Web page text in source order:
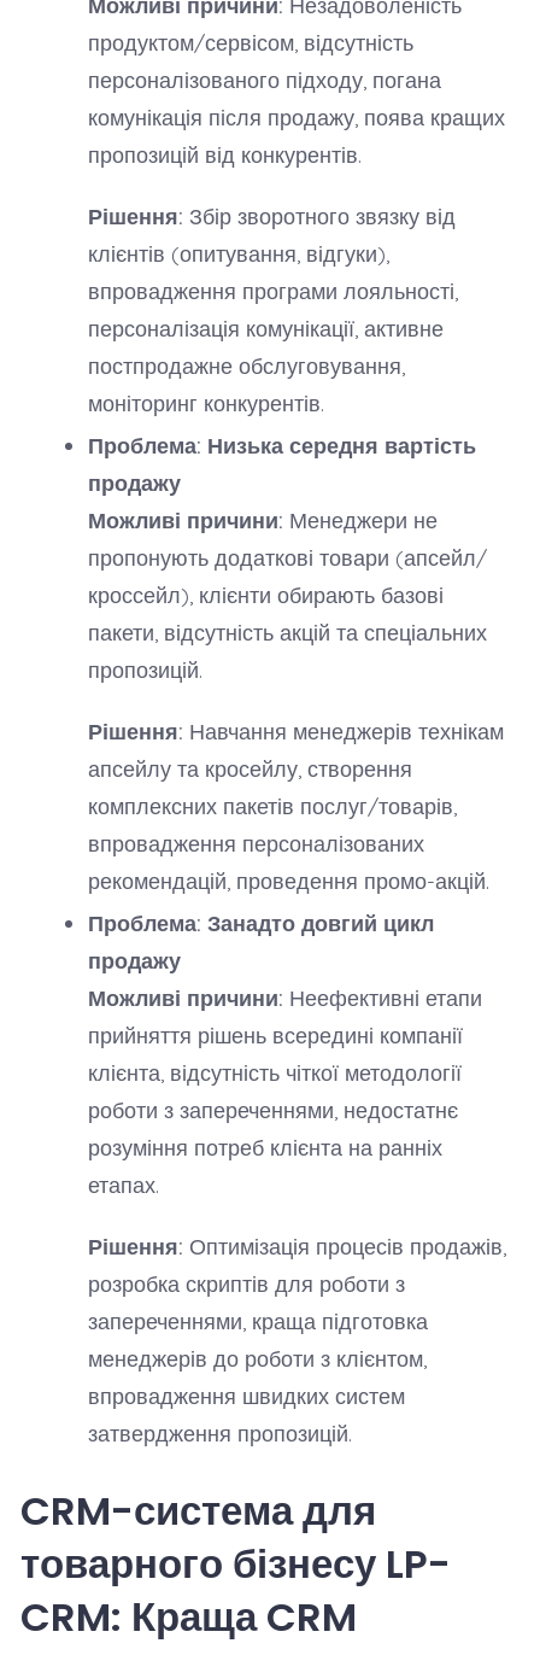
продуктом/сервісом, відсутність
персоналізованого підходу, погана
комунікація після продажу, поява кращих
пропозицій від конкурентів.
Рішення: Збір зворотного звязку від
клієнтів (опитування, відгуки),
впровадження програми лояльності,
персоналізація комунікації, активне
постпродажне обслуговування,
моніторинг конкурентів.
Проблема: Низька середня вартість
продажу
Можливі причини: Менеджери не
пропонують додаткові товари (апсейл/
кроссейл), клієнти обирають базові
пакети, відсутність акцій та спеціальних
пропозицій.
Рішення: Навчання менеджерів технікам
апсейлу та кросейлу, створення
комплексних пакетів послуг/товарів,
впровадження персоналізованих
рекомендацій, проведення промо-акцій.
Проблема: Занадто довгий цикл
продажу
Можливі причини: Неефективні етапи
прийняття рішень всередині компанії
клієнта, відсутність чіткої методології
роботи з запереченнями, недостатнє
розуміння потреб клієнта на ранніх
етапах.
Рішення: Оптимізація процесів продажів,
розробка скриптів для роботи з
запереченнями, краща підготовка
менеджерів до роботи з клієнтом,
впровадження швидких систем
затвердження пропозицій.
CRM-система для
товарного бізнесу LP-
CRM: Краща CRM